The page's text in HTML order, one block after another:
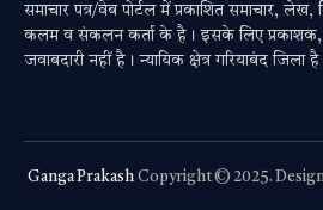
समाचार पत्र/वेब पोर्टल में प्रकाशित समाचार, लेख,
कलम व संकलन कर्ता के है। इसके लिए प्रकाशक,
जवाबदारी नहीं है। न्यायिक क्षेत्र गरियाबंद जिला
Ganga Prakash Copyright © 2025.